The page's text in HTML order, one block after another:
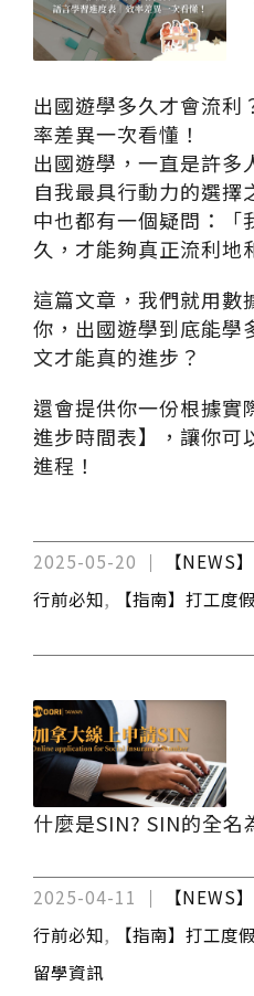
出國遊學多久才會流利
率差異一次看懂！
出國遊學，一直是許多
自我最具行動力的選擇
中也都有一個疑問：「
久，才能夠真正流利地
這篇文章，我們就用數
你，出國遊學到底能學
文才能真的進步？
還會提供你一份根據實
進步時間表】，讓你可
進程！
2025-05-20 【NEWS
行前必知,
【指南】打工度
什麼是SIN? SIN的全
2025-04-11 【NEWS
行前必知, 【指南】打工度
留學資訊